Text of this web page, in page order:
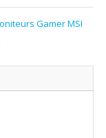
Gamer MSI